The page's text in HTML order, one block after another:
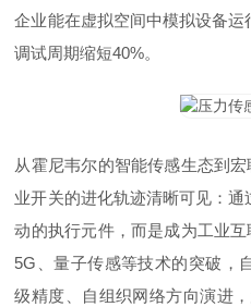
企业能在虚拟空间中模拟设备
调试周期缩短40%。
从霍尼韦尔的智能传感生态到
业开关的进化轨迹清晰可见：
动的执行元件，而是成为工业
5G、量子传感等技术的突破，
级精度、自组织网络方向演进